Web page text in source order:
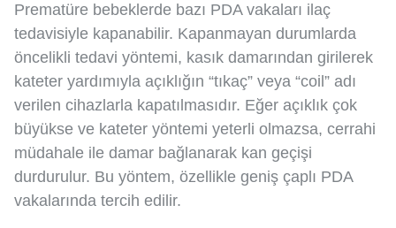
Prematüre bebeklerde bazı PDA vakaları ilaç
tedavisiyle kapanabilir. Kapanmayan durumlarda
öncelikli tedavi yöntemi, kasık damarından girilerek
kateter yardımıyla açıklığın “tıkaç” veya “coil” adı
verilen cihazlarla kapatılmasıdır. Eğer açıklık çok
büyükse ve kateter yöntemi yeterli olmazsa, cerrahi
müdahale ile damar bağlanarak kan geçişi
durdurulur. Bu yöntem, özellikle geniş çaplı PDA
vakalarında tercih edilir.